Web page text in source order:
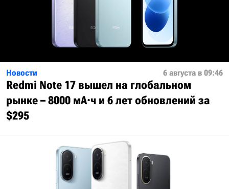
Новости 6 августа в 09:46
Redmi Note 17 вышел на глобальном
рынке – 8000 мА·ч и 6 лет обновлений за
$295